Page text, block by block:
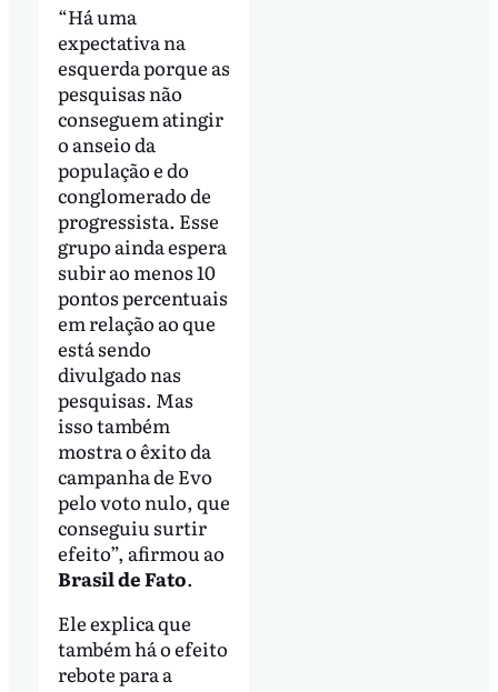
“Há uma
expectativa na
esquerda porque as
pesquisas não
conseguem atingir
o anseio da
população e do
conglomerado de
progressista. Esse
grupo ainda espera
subir ao menos 10
pontos percentuais
em relação ao que
está sendo
divulgado nas
pesquisas. Mas
isso também
mostra o êxito da
campanha de Evo
pelo voto nulo, que
conseguiu surtir
efeito”, afirmou ao
Brasil de Fato.
Ele explica que
também há o efeito
rebote para a